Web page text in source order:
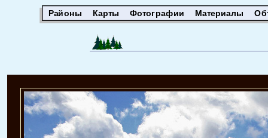
Районы Карты Фотографии Материалы